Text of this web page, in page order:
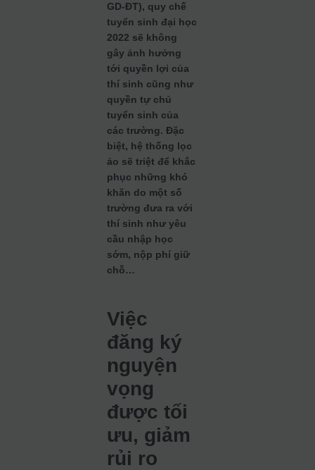
GD-ĐT), quy chế
tuyển sinh đại học
2022 sẽ không
gây ảnh hưởng
tới quyền lợi của
thí sinh cũng như
quyền tự chủ
tuyển sinh của
các trường. Đặc
biệt, hệ thống lọc
ảo sẽ triệt để khắc
phục những khó
khăn do một số
trường đưa ra với
thí sinh như yêu
cầu nhập học
sớm, nộp phí giữ
chỗ…
Việc
đăng ký
nguyện
vọng
được tối
ưu, giảm
rủi ro